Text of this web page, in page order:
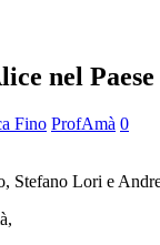
nel
Fino ProfAmà 0
Stefano Lori e